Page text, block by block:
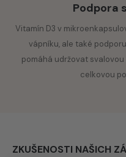
Podpora
Vitamín D3 v
vápníku, ale také
pomáhá udržovat
celkovou
ZKUŠENOSTI NAŠICH